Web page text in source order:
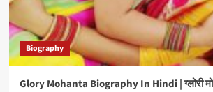
Biography
Glory Mohanta Biography In Hindi | ग्लोरी